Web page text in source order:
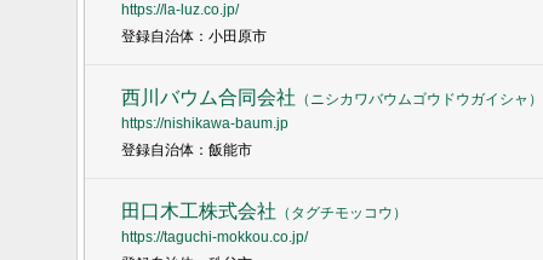
https://la-luz.co.jp/
登録自治体：小田原市
西川バウム合同会社 （ ニシカワバウムゴウドウガイシャ ）
https://nishikawa-baum.jp
登録自治体：飯能市
田口木工株式会社 （ タグチモッコウ ）
https://taguchi-mokkou.co.jp/